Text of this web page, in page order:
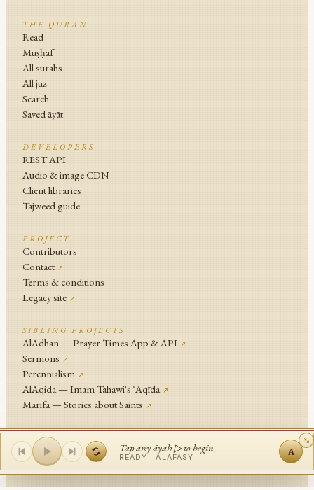
THE QURAN
Read
Muṣḥaf
All sūrahs
All juz
Search
Saved āyāt
DEVELOPERS
REST API
Audio & image CDN
Client libraries
Tajweed guide
PROJECT
Contributors
Contact ↗
Terms & conditions
Legacy site ↗
SIBLING PROJECTS
AlAdhan — Prayer Times App & API ↗
Sermons ↗
Perennialism ↗
AlAqida — Imam Tahawi's ʿAqīda ↗
Marifa — Stories about Saints ↗
An Islamic NetworkProject, hosted on Bahriya
© Islamic Network and contributors since 2014
Tap any āyah ▷ to begin
READY ·ALAFASY A